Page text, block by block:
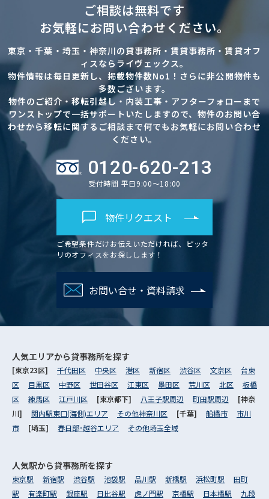
ご相談は無料です
お気軽にお問い合わせください。
東京・千葉・埼玉・神奈川の貸事務所・賃貸事務所・賃貸オフ
ィスならライヴェックス。
物件情報は毎日更新し、掲載物件数No1！さらに非公開物件も
多数ございます。
物件のご紹介・移転引越し・内装工事・アフターフォローまで
ワンストップで一括サポートいたしますので、物件のお問い合
わせから移転に関するご相談まで何でもお気軽にお問い合わせ
ください。
0120-620-213
受付時間 平日9:00～18:00
物件リクエスト
ご希望条件だけお伝えいただければ、ピッタ
リのオフィスをお探しします！
お問い合せ・資料請求
人気エリアから貸事務所を探す
[東京23区] 千代田区 中央区 港区 新宿区 渋谷区 文京区
台東
区
目黒区 中野区 世田谷区 江東区 墨田区 荒川区 北区
板橋
区
練馬区 江戸川区 [東京都下] 八王子駅周辺 町田駅周辺
[神奈
川] 関内駅東口(海側)エリア その他神奈川区 [千葉] 船橋市
市川
市
[埼玉] 春日部･越谷エリア その他埼玉全域
人気駅から貸事務所を探す
東京駅 新宿駅 渋谷駅 池袋駅 品川駅 新橋駅 浜松町駅
田町
駅
有楽町駅 銀座駅 日比谷駅 虎ノ門駅 京橋駅 日本橋駅
九段